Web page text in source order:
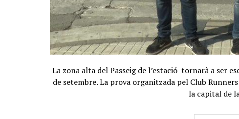
La zona alta del Passeig de l’estació tornarà a ser
de setembre. La prova organitzada pel Club
la capital de